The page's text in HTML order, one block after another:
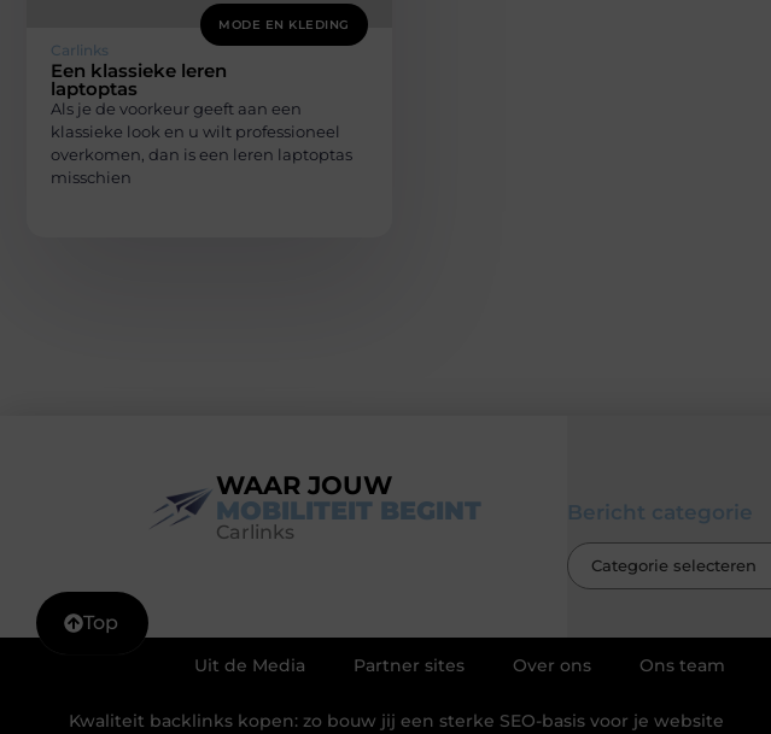
Top
MODE EN KLEDING
Carlinks
Een klassieke leren
laptoptas
Als je de voorkeur geeft aan een
klassieke look en u wilt professioneel
overkomen, dan is een leren laptoptas
misschien
WAAR JOUW
MOBILITEIT BEGINT
Carlinks
Bericht categorie
Uit de Media Partner sites Over ons Ons team
Kwaliteit backlinks kopen: zo bouw jij een sterke SEO-basis voor je website